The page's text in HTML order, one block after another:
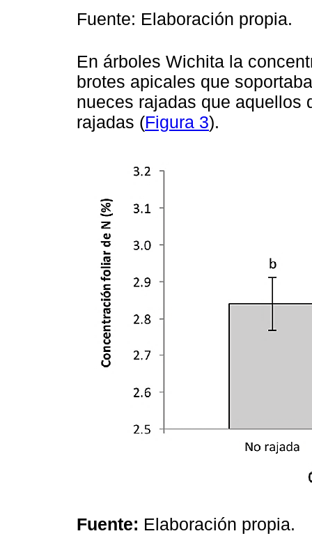
Fuente: Elaboración propia.
En árboles Wichita la
brotes apicales que
nueces rajadas que aquellos
rajadas (Figura 3).
Fuente: Elaboración propia.